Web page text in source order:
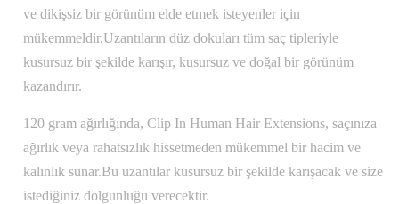
ve dikişsiz bir görünüm elde etmek isteyenler için
mükemmeldir.Uzantıların düz dokuları tüm saç tipleriyle
kusursuz bir şekilde karışır, kusursuz ve doğal bir görünüm
kazandırır.
120 gram ağırlığında, Clip In Human Hair Extensions, saçınıza
ağırlık veya rahatsızlık hissetmeden mükemmel bir hacim ve
kalınlık sunar.Bu uzantılar kusursuz bir şekilde karışacak ve size
istediğiniz dolgunluğu verecektir.